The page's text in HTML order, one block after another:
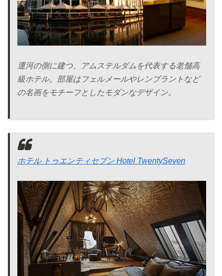
運河の側に建つ、アムステルダムを代表する老舗高
級ホテル。部屋はフェルメールやレンブラントなど
の名画をモチーフとしたモダンなデザイン。
ホテル トゥエンティセブン Hotel TwentySeven